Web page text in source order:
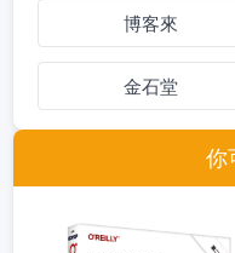
博客來
金石堂
你